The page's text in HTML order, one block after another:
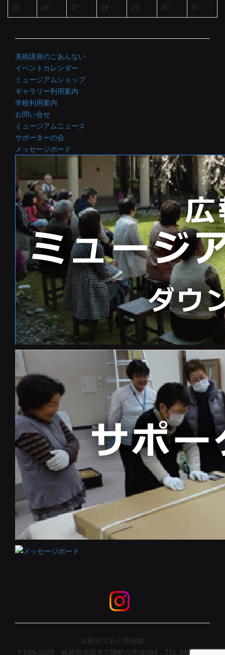
25
26 27 28 29 30 31
美術講座のごあんない
イベントカレンダー
ミュージアムショップ
ギャラリー利用案内
学校利用案内
お問い合せ
ミュージアムニュース
サポーターの会
メッセージボード
浜田市立石正美術館
〒699-3225 島根県浜田市三隅町古市場589 TEL.0855-32-